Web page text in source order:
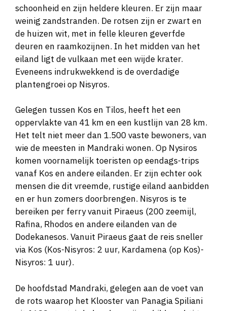
schoonheid en zijn heldere kleuren. Er zijn maar
weinig zandstranden. De rotsen zijn er zwart en
de huizen wit, met in felle kleuren geverfde
deuren en raamkozijnen. In het midden van het
eiland ligt de vulkaan met een wijde krater.
Eveneens indrukwekkend is de overdadige
plantengroei op Nisyros.
Gelegen tussen Kos en Tilos, heeft het een
oppervlakte van 41 km en een kustlijn van 28 km.
Het telt niet meer dan 1.500 vaste bewoners, van
wie de meesten in Mandraki wonen. Op Nysiros
komen voornamelijk toeristen op eendags-trips
vanaf Kos en andere eilanden. Er zijn echter ook
mensen die dit vreemde, rustige eiland aanbidden
en er hun zomers doorbrengen. Nisyros is te
bereiken per ferry vanuit Piraeus (200 zeemijl,
Rafina, Rhodos en andere eilanden van de
Dodekanesos. Vanuit Piraeus gaat de reis sneller
via Kos (Kos-Nisyros: 2 uur, Kardamena (op Kos)-
Nisyros: 1 uur).
De hoofdstad Mandraki, gelegen aan de voet van
de rots waarop het Klooster van Panagia Spiliani